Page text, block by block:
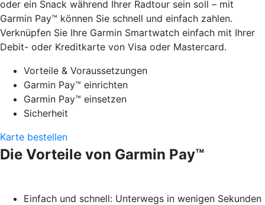
oder ein Snack während Ihrer Radtour sein soll – mit
Garmin Pay™ können Sie schnell und einfach zahlen.
Verknüpfen Sie Ihre Garmin Smartwatch einfach mit Ihrer
Debit- oder Kreditkarte von Visa oder Mastercard.
Vorteile & Voraussetzungen
Garmin Pay™ einrichten
Garmin Pay™ einsetzen
Sicherheit
Karte bestellen
Die Vorteile von Garmin Pay™
Einfach und schnell: Unterwegs in wenigen Sekunden